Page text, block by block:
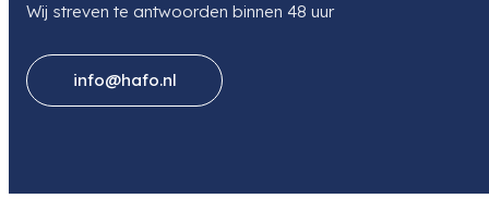
Wij streven te antwoorden binnen 48 uur
info@hafo.nl